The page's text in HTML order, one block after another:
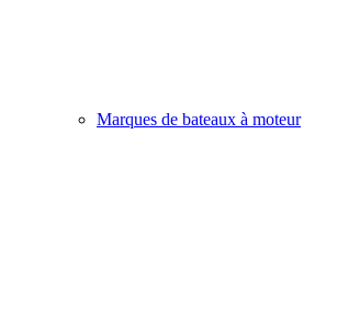
Marques de bateaux à moteur